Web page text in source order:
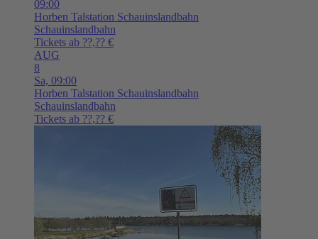
09:00
Horben Talstation Schauinslandbahn
Schauinslandbahn
Tickets ab ??,?? €
AUG
8
Sa, 09:00
Horben Talstation Schauinslandbahn
Schauinslandbahn
Tickets ab ??,?? €